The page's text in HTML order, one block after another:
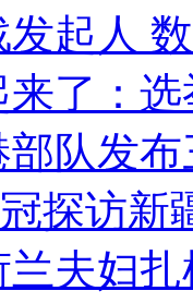
起人
了：
队发
探访新
兰夫妇